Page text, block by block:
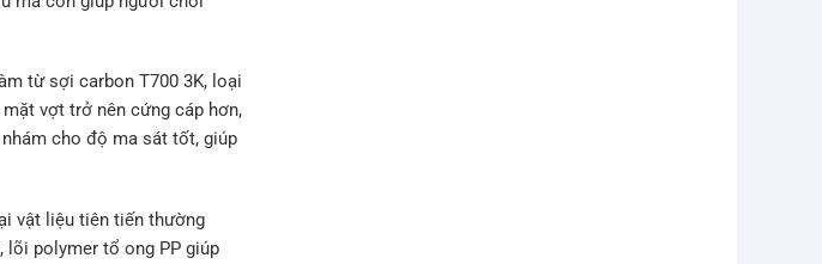
từ sợi carbon T700 3K, loại
vợt trở nên cứng cáp hơn,
cho độ ma sát tốt, giúp
vật liệu tiên tiến thường
lõi polymer tổ ong PP giúp